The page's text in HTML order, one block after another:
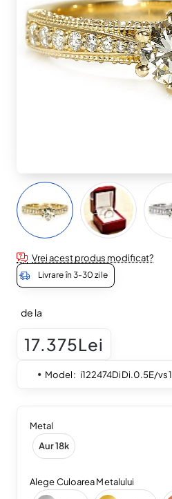
Vrei acest produs modificat?
Livrare în 3-30 zile
de la
17.375Lei
Model: i122474DiDi.0.5E/vs1
Metal
Aur 18k
Alege Culoarea Metalului